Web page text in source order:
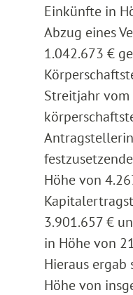
Einkünfte in
Abzug eines
1.042.673 €
Streitjahr vom
Höhe von
3.901.657 €
in Höhe von
Hieraus
Höhe von